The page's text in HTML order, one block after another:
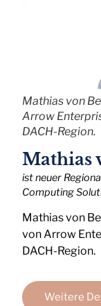
Mathias von
Arrow
DACH-Region.
Mathias
ist neuer
Computing
Mathias von
von Arrow
DACH-Region.
Weitere